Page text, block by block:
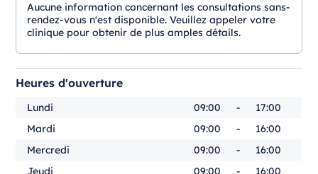
Aucune information concernant les consultations sans-
rendez-vous n'est disponible. Veuillez appeler votre
clinique pour obtenir de plus amples détails.
Heures d'ouverture
Lundi 09:00 -
17:00
Mardi
09:00 -
16:00
Mercredi
09:00 -
16:00
Jeudi
09:00 -
16:00